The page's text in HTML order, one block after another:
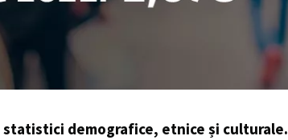
statistici demografice, etnice și culturale.